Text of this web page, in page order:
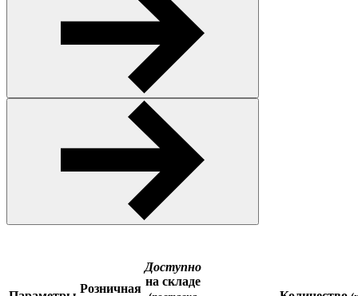
Розничная
Доступно
на складе